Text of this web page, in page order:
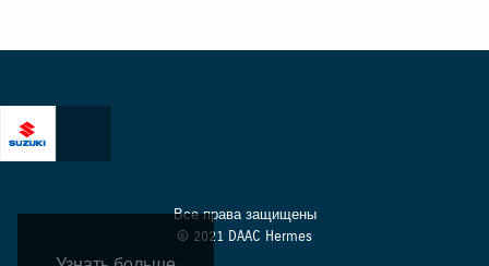
Все права защищены
© 2021 DAAC Hermes